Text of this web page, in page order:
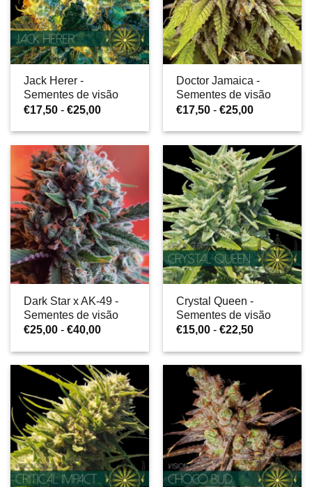
Jack Herer -
Sementes de visão
€17,50 - €25,00Gama
preços:
€17,50
a
€25,00
Doctor Jamaica -
Sementes de visão
€17,50 - €25,00Gama
preços:
€17,50
€25,00
Dark Star x AK-49 -
Sementes de visão
€25,00 - €40,00Gama
preços:
€25,00
a
€40,00
Crystal Queen -
Sementes de visão
€15,00 - €22,50Gama
preços:
€15,00